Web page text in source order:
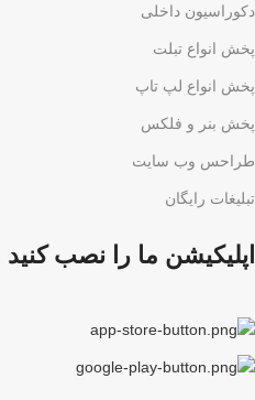
دکوراسیون داخلی
پخش انواع تبلت
پخش انواع لپ تاپ
پخش بنر و فلکس
طراحس وب سایت
تبلیغات رایگان
اپلیکیشن ما را نصب کنید